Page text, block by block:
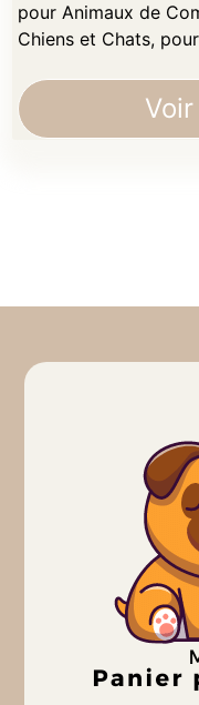
pour Animaux de
Chiens et Chats,